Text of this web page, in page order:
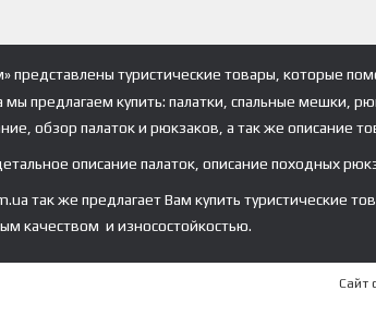
представлены туристические товары, которые
предлагаем купить: палатки, спальные мешки,
обзор палаток и рюкзаков, а так же описание
описание палаток, описание походных
так же предлагает Вам купить туристические
качеством и износостойкостью.
Сайт